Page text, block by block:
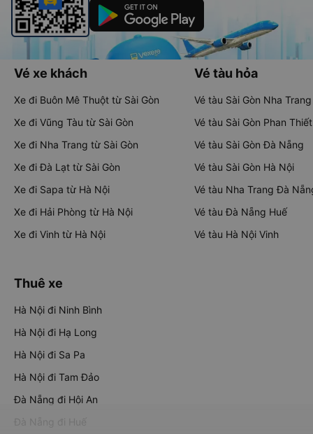
Vé xe khách
Xe đi Buôn Mê Thuột từ Sài Gòn
Xe đi Vũng Tàu từ Sài Gòn
Xe đi Nha Trang từ Sài Gòn
Xe đi Đà Lạt từ Sài Gòn
Xe đi Sapa từ Hà Nội
Xe đi Hải Phòng từ Hà Nội
Xe đi Vinh từ Hà Nội
Vé tàu hỏa
Vé tàu Sài Gòn Nha Trang
Vé tàu Sài Gòn Phan Thiết
Vé tàu Sài Gòn Đà Nẵng
Vé tàu Sài Gòn Hà Nội
Vé tàu Nha Trang Đà
Vé tàu Đà Nẵng Huế
Vé tàu Hà Nội Vinh
Thuê xe
Hà Nội đi Ninh Bình
Hà Nội đi Hạ Long
Hà Nội đi Sa Pa
Hà Nội đi Tam Đảo
Đà Nẵng đi Hội An
Đà Nẵng đi Huế